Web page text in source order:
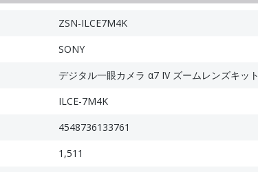
ZSN-ILCE7M4K
SONY
デジタル一眼カメラ α7 IV ズームレンズキット
ILCE-7M4K
4548736133761
1,511